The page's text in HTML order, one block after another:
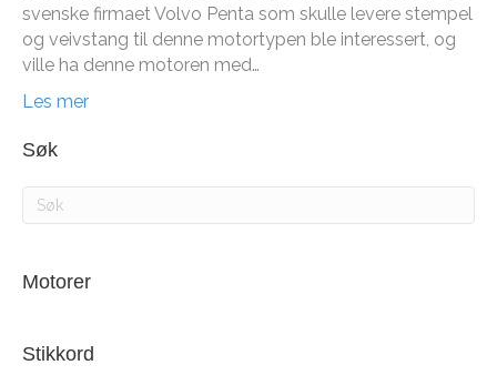
svenske firmaet Volvo Penta som skulle levere stempel
og veivstang til denne motortypen ble interessert, og
ville ha denne motoren med…
Les mer
Søk
Motorer
Stikkord